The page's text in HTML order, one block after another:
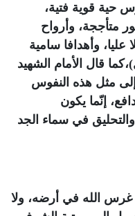
حية قوية فتية،
متأججة، وأرواح
وأهدافا سامية
قال الأمام الشهيد
مثل هذه النفوس
إنّما يكون
في سماء الجد
الله في أرضه، ولا